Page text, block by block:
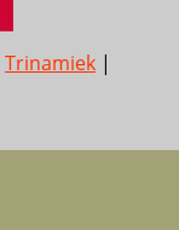
Trinamiek |